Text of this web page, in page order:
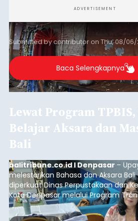
ADVERTISEMENT
Submitted bycontributoron Thu, 08/06/
Baca Selengkapnya
Lewat Program TPBIS,
Belajar Aksara dan
Bali
balitribune.co.id I Denpasar –
melestarikan Bahasa dan Aksara Bali
diperkuat Dinas Perpustakaan dan
Kota Denpasar melalui Program
Perpustakaan Berbasis Inklusi Sosial
Tahun ini, sebanyak 63 siswa kelas IV